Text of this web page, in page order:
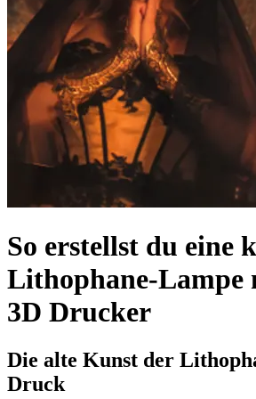
So erstellst du eine
Lithophane-Lampe
3D Drucker
Die alte Kunst der
Druck